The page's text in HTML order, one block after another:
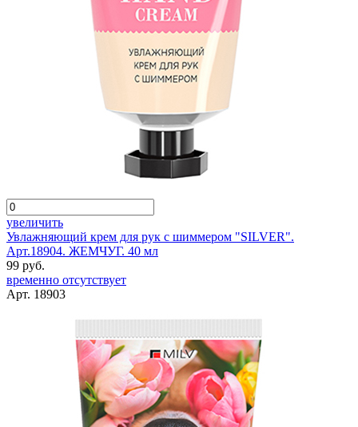
увеличить
Увлажняющий крем для рук с шиммером "SILVER".
Арт.18904. ЖЕМЧУГ. 40 мл
99 руб.
временно отсутствует
Арт. 18903